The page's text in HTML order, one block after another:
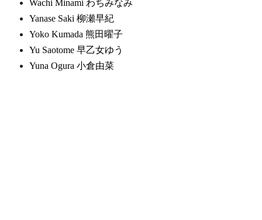
Wachi Minami わちみなみ
Yanase Saki 柳瀬早紀
Yoko Kumada 熊田曜子
Yu Saotome 早乙女ゆう
Yuna Ogura 小倉由菜